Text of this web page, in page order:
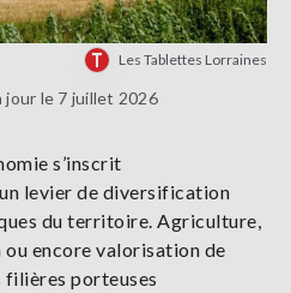
Les Tablettes Lorraines
jour le 7 juillet 2026
s’inscrit
levier de diversification
du territoire. Agriculture,
encore valorisation de
porteuses